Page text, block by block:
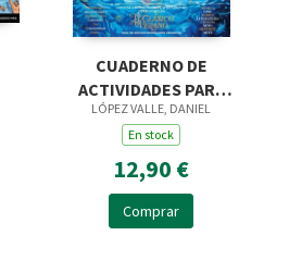
CUADERNO DE
ACTIVIDADES PARA
ADULTOS VOL.15
LÓPEZ VALLE, DANIEL
En stock
12,90 €
Comprar